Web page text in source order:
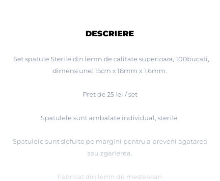
DESCRIERE
Set spatule Sterile din lemn de calitate superioara, 100bucati,
dimensiune: 15cm x 18mm x 1,6mm.
Pret de 25 lei / set
Spatulele sunt ambalate individual, sterile.
Spatulele sunt slefuite pe margini pentru a preveni agatarea
sau zgarierea.
Fabricat din lemn de mesteacan